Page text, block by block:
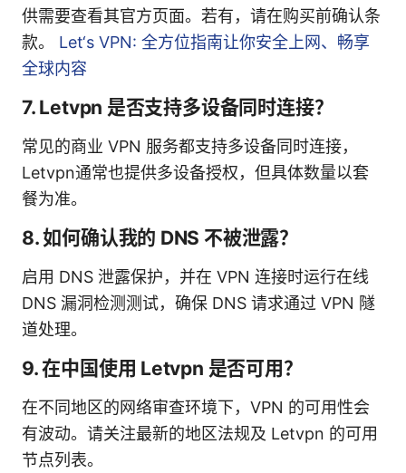
供需要查看其官方页面。若有，请在购买前确认条
款。 Let‘s VPN: 全方位指南让你安全上网、畅享
全球内容
7. Letvpn 是否支持多设备同时连接？
常见的商业 VPN 服务都支持多设备同时连接，
Letvpn通常也提供多设备授权，但具体数量以套
餐为准。
8. 如何确认我的 DNS 不被泄露？
启用 DNS 泄露保护，并在 VPN 连接时运行在线
DNS 漏洞检测测试，确保 DNS 请求通过 VPN 隧
道处理。
9. 在中国使用 Letvpn 是否可用？
在不同地区的网络审查环境下，VPN 的可用性会
有波动。请关注最新的地区法规及 Letvpn 的可用
节点列表。